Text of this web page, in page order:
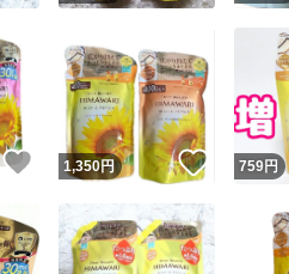
いいね！
1,350円 いいね！
759円